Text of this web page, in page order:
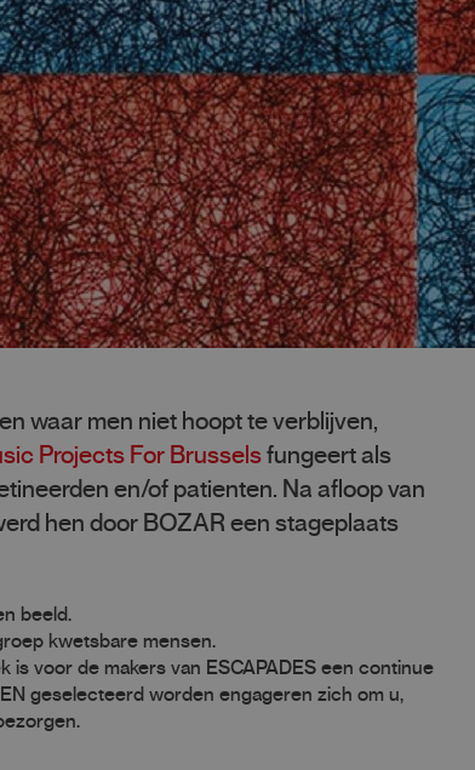
waar men niet hoopt te verblijven,
Projects For Brussels fungeert als
en/of patienten. Na afloop van
hen door BOZAR een stageplaats
beeld.
kwetsbare mensen.
is voor de makers van ESCAPADES een continue
geselecteerd worden engageren zich om u,